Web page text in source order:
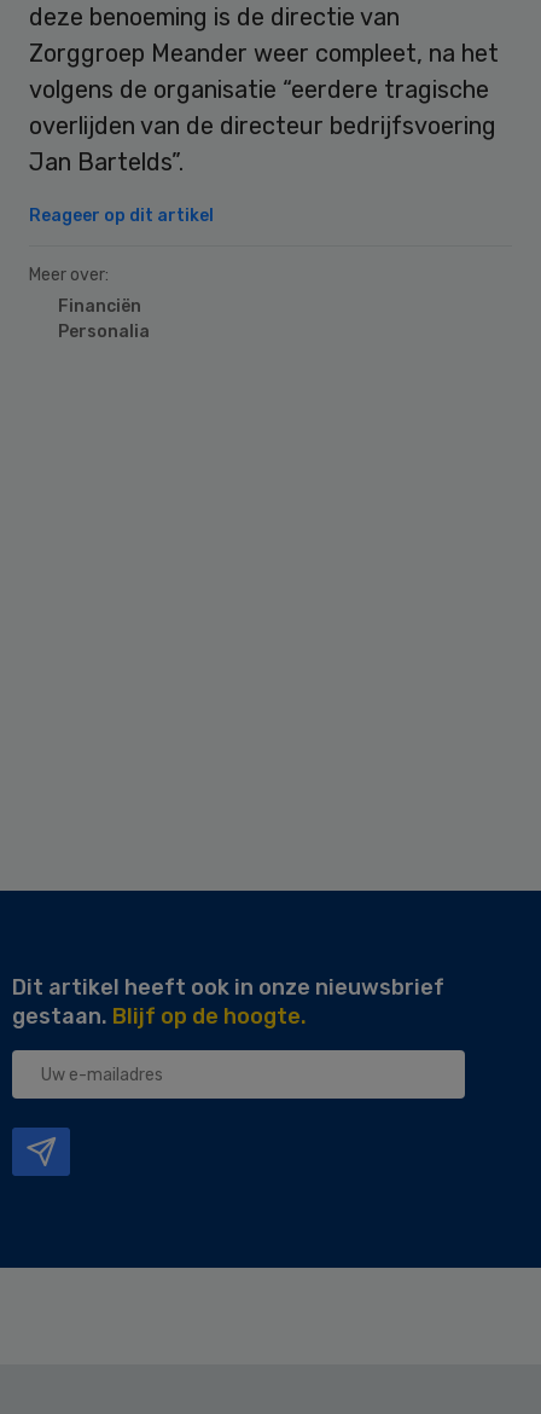
deze benoeming is de directie van
Zorggroep Meander weer compleet, na het
volgens de organisatie “eerdere tragische
overlijden van de directeur bedrijfsvoering
Jan Bartelds”.
Reageer op dit artikel
Meer over:
Financiën
Personalia
Dit artikel heeft ook in onze nieuwsbrief
gestaan. Blijf op de hoogte.
Uw